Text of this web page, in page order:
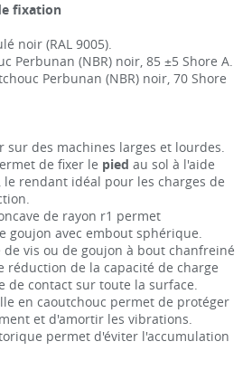
fixation
noir (RAL 9005).
Perbunan (NBR) noir, 85 ±5 Shore A.
Perbunan (NBR) noir, 70 Shore
des machines larges et lourdes.
de fixer le pied au sol à l'aide
rendant idéal pour les charges de
de rayon r1 permet
goujon avec embout sphérique.
vis ou de goujon à bout chanfreiné
de la capacité de charge
de contact sur toute la surface.
en caoutchouc permet de protéger
et d'amortir les vibrations.
permet d'éviter l'accumulation